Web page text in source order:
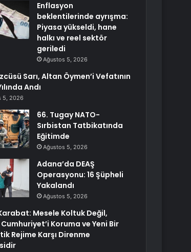
Enflasyon
beklentilerinde ayrışma:
Piyasa yükseldi, hane
halkı ve reel sektör
geriledi
Ağustos 5, 2026
Sarı, Altan Öymen’i Vefatının
Andı
5, 2026
66. Tugay NATO-
Sırbistan Tatbikatında
Eğitimde
Ağustos 5, 2026
Adana’da DEAŞ
Operasyonu: 16 Şüpheli
Yakalandı
Ağustos 5, 2026
Mesele Koltuk Değil,
Koruma ve Yeni Bir
Rejime Karşı Direnme